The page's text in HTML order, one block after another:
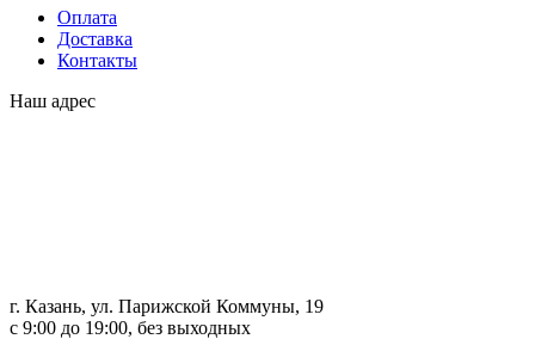
Оплата
Доставка
Контакты
Наш адрес
г. Казань, ул. Парижской Коммуны, 19
с 9:00 до 19:00, без выходных